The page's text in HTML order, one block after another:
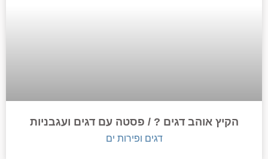
הקיץ אוהב דגים ? / פסטה עם דגים ועגבניות
דגים ופירות ים